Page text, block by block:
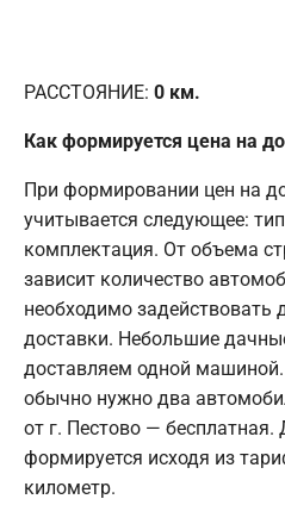
РАССТОЯНИЕ: 0 км.
Как формируется цена на
При формировании цен на
учитывается следующее:
комплектация. От объема
зависит количество
необходимо задействовать
доставки. Небольшие
доставляем одной
обычно нужно два
от г. Пестово — бесплатная.
формируется исходя из
километр.